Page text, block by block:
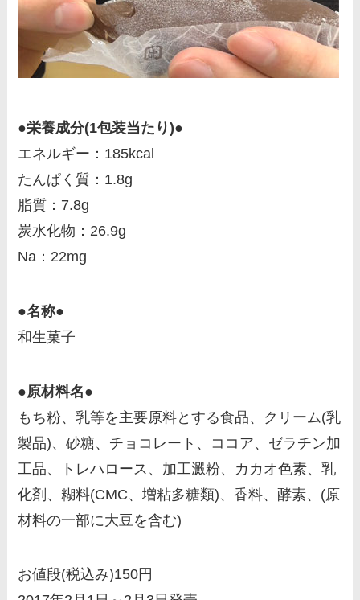
●栄養成分(1包装当たり)●
エネルギー：185kcal
たんぱく質：1.8g
脂質：7.8g
炭水化物：26.9g
Na：22mg
●名称●
和生菓子
●原材料名●
もち粉、乳等を主要原料とする食品、クリーム(乳
製品)、砂糖、チョコレート、ココア、ゼラチン加
工品、トレハロース、加工澱粉、カカオ色素、乳
化剤、糊料(CMC、増粘多糖類)、香料、酵素、(原
材料の一部に大豆を含む)
お値段(税込み)150円